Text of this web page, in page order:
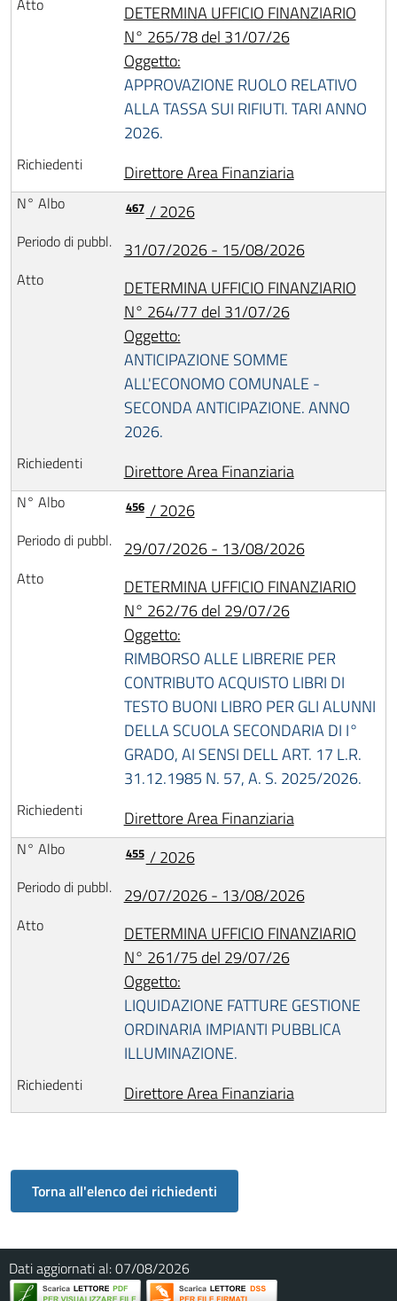
DETERMINA UFFICIO FINANZIARIO
N° 265/78 del 31/07/26
Oggetto:
APPROVAZIONE RUOLO RELATIVO
ALLA TASSA SUI RIFIUTI. TARI ANNO
2026.
Direttore Area Finanziaria
467 / 2026
31/07/2026 - 15/08/2026
DETERMINA UFFICIO FINANZIARIO
N° 264/77 del 31/07/26
Oggetto:
ANTICIPAZIONE SOMME
ALL'ECONOMO COMUNALE -
SECONDA ANTICIPAZIONE. ANNO
2026.
Direttore Area Finanziaria
456 / 2026
29/07/2026 - 13/08/2026
DETERMINA UFFICIO FINANZIARIO
N° 262/76 del 29/07/26
Oggetto:
RIMBORSO ALLE LIBRERIE PER
CONTRIBUTO ACQUISTO LIBRI DI
TESTO BUONI LIBRO PER GLI ALUNNI
DELLA SCUOLA SECONDARIA DI I°
GRADO, AI SENSI DELL ART. 17 L.R.
31.12.1985 N. 57, A. S. 2025/2026.
Direttore Area Finanziaria
455 / 2026
29/07/2026 - 13/08/2026
DETERMINA UFFICIO FINANZIARIO
N° 261/75 del 29/07/26
Oggetto:
LIQUIDAZIONE FATTURE GESTIONE
ORDINARIA IMPIANTI PUBBLICA
ILLUMINAZIONE.
Direttore Area Finanziaria
Dati aggiornati al:07/08/2026